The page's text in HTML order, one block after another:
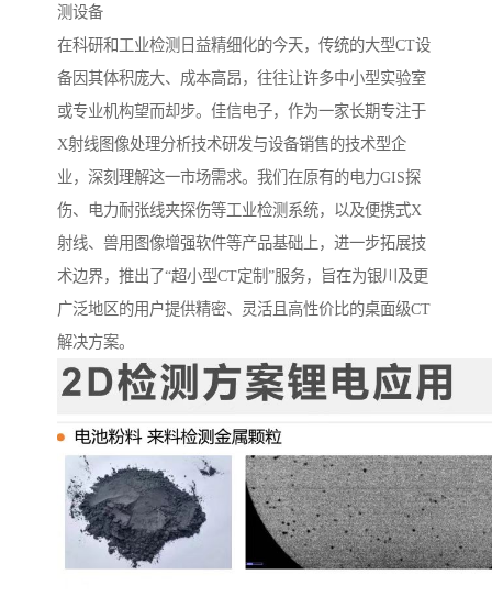
测设备
在科研和工业检测日益精细化的今天，传统的大型CT设
备因其体积庞大、成本高昂，往往让许多中小型实验室
或专业机构望而却步。佳信电子，作为一家长期专注于
X射线图像处理分析技术研发与设备销售的技术型企
业，深刻理解这一市场需求。我们在原有的电力GIS探
伤、电力耐张线夹探伤等工业检测系统，以及便携式X
射线、兽用图像增强软件等产品基础上，进一步拓展技
术边界，推出了“超小型CT定制”服务，旨在为银川及更
广泛地区的用户提供精密、灵活且高性价比的桌面级CT
解决方案。